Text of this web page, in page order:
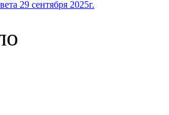
29 сентября 2025г.